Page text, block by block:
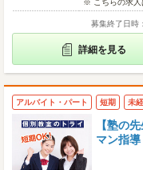
※ こちらの求人
募集終了日時
詳細を見る
アルバイト・パート 短期 未
【塾の
マン指